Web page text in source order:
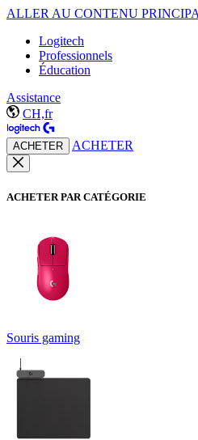
ALLER AU CONTENU
Logitech
Professionnels
Éducation
Assistance
CH,fr
ACHETER ACHETER
ACHETER PAR CATÉGORIE
Souris gaming